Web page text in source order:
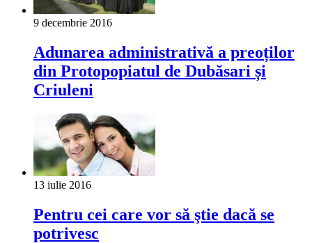
9 decembrie 2016
Adunarea administrativă a preoților
din Protopopiatul de Dubăsari și
Criuleni
13 iulie 2016
Pentru cei care vor să ştie dacă se
potrivesc